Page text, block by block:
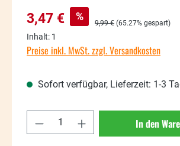
Verkaufspreis:
3,47 € % Regulärer Preis:
9,99 € (65.27% gespart)
Inhalt: 1
Preise inkl. MwSt. zzgl. Versandkosten
Sofort verfügbar, Lieferzeit: 1-3
Produkt Anzahl: Gib den
In den